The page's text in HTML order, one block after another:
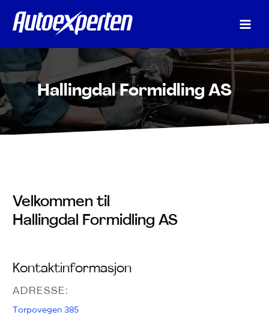
content
Hallingdal Formidling AS
Velkommen til
Hallingdal Formidling AS
Kontaktinformasjon
ADRESSE:
Torpovegen 385